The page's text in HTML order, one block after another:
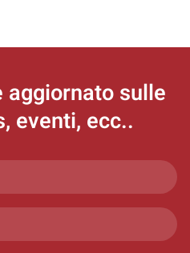
aggiornato sulle
eventi, ecc..